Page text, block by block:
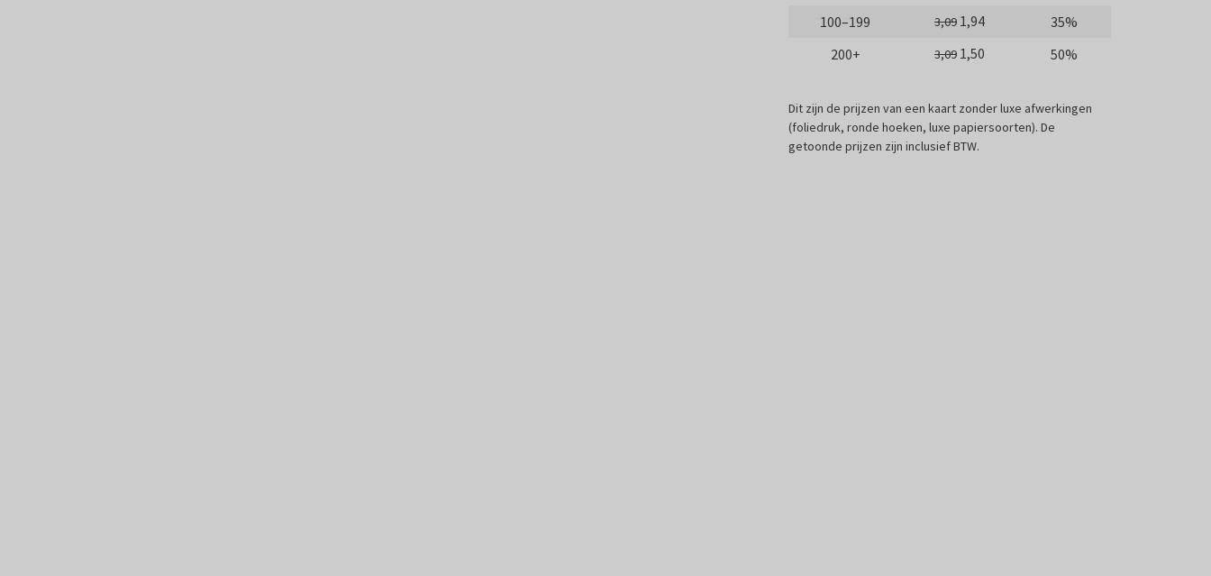
100–199
3,09 1,94
35%
200+
3,09 1,50 50%
Dit zijn de prijzen van een kaart zonder luxe afwerkingen
(foliedruk, ronde hoeken, luxe papiersoorten). De
getoonde prijzen zijn inclusief BTW.